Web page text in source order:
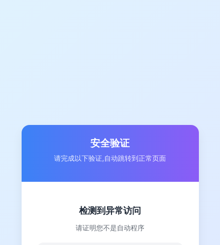
安全验证
请完成以下验证,自动跳转到正常页面
检测到异常访问
请证明您不是自动程序